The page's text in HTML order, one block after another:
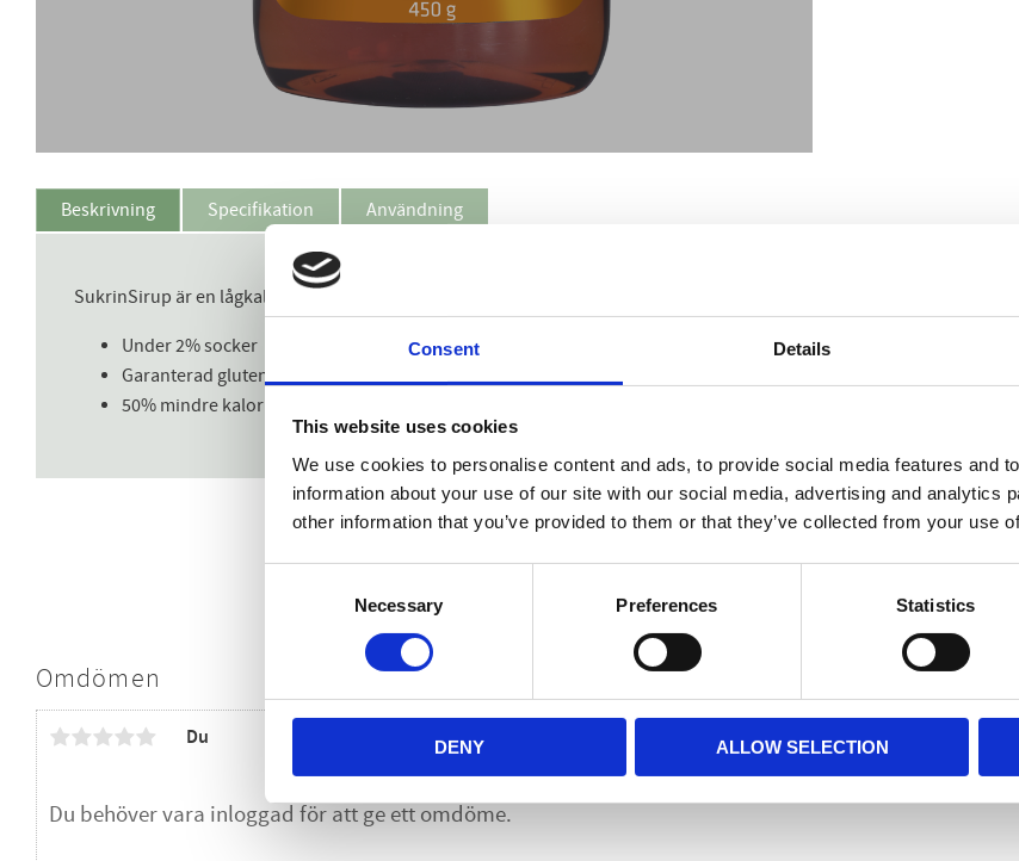
Consent Details
This website uses cookies
We use cookies to personalise content and ads, to provide social media features and
information about your use of our site with our social media, advertising and analytics
other information that you’ve provided to them or that they’ve collected from your use
Necessary Preferences Statistics
DENY ALLOW SELECTION
Beskrivning Specifikation Användning
SukrinSirup är en lågkalorisirap som är helt glutenfri. Den låga sockerhalten gör SukrinSirup mycket
Under 2% socker
Garanterad glutenfri
50% mindre kalorier jämfört med honung och sirap
Omdömen
Du